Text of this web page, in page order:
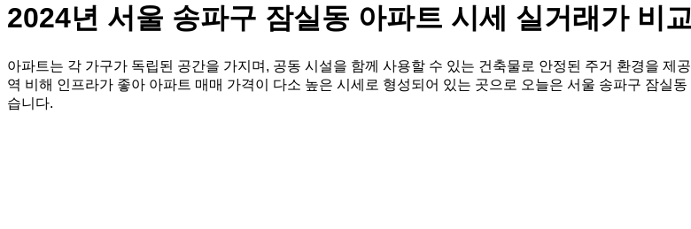
2024년 서울 송파구 잠실동 아파트 시세 실거래가 비
아파트는 각 가구가 독립된 공간을 가지며, 공동 시설을 함께 사용할 수 있는 건축물로 안정된 주거 환경을 제
역 비해 인프라가 좋아 아파트 매매 가격이 다소 높은 시세로 형성되어 있는 곳으로 오늘은 서울 송파구 잠실
습니다.